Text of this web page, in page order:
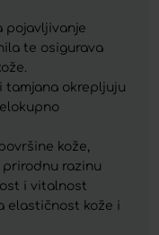
pojavljivanje
te osigurava
tamjana okrepljuju
kože,
razinu
i vitalnost
elastičnost kože i